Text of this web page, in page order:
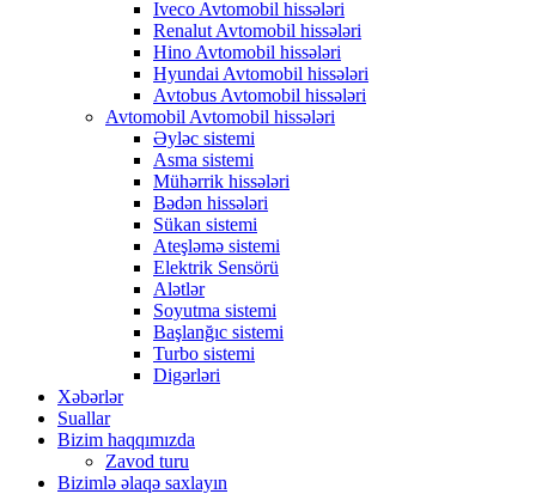
Iveco Avtomobil hissələri
Renalut Avtomobil hissələri
Hino Avtomobil hissələri
Hyundai Avtomobil hissələri
Avtobus Avtomobil hissələri
Avtomobil Avtomobil hissələri
Əyləc sistemi
Asma sistemi
Mühərrik hissələri
Bədən hissələri
Sükan sistemi
Ateşləmə sistemi
Elektrik Sensörü
Alətlər
Soyutma sistemi
Başlanğıc sistemi
Turbo sistemi
Digərləri
Xəbərlər
Suallar
Bizim haqqımızda
Zavod turu
Bizimlə əlaqə saxlayın